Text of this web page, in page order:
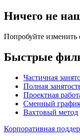
Ничего не
Попробуйте
Быстрые
Частичная
Полная
Проектная
Сменный
Вахтовый метод
Корпоративная